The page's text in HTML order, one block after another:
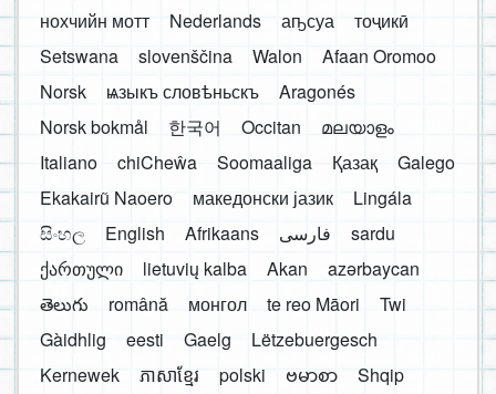
нохчийн мотт
Nederlands аҧсуа
тоҷикӣ
Setswana
slovenščina Walon
Afaan Oromoo
Norsk
ѩзыкъ словѣньскъ
Aragonés
Norsk bokmål
한국어 Occitan
മലയാളം
Italiano
chiCheŵa Soomaaliga Қазақ
Galego
Ekakairũ Naoero
македонски јазик
Lingála
සිංහල
English Afrikaans فارسی
sardu
ქართული
lietuvių kalba Akan
azərbaycan
తెలుగు
română монгол te reo Māori
Twi
Gàidhlig
eesti Gaelg
Lëtzebuergesch
Kernewek
ភាសាខ្មែរ polski ဗမာစာ
Shqip